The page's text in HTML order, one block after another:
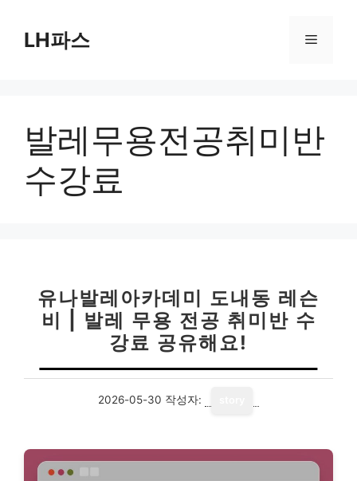
LH파스 메
발레무용전공취미반
수강료
유나발레아카데미 도내동 레슨
비 | 발레 무용 전공 취미반 수
강료 공유해요!
2026-05-30 작성자: